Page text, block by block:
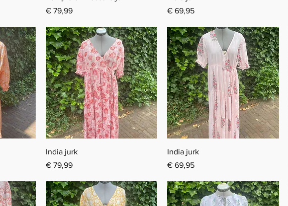
Prijs
€ 79,99
Prijs
€ 69,95
India jurk
Prijs
€ 79,99
India jurk
Prijs
€ 69,95